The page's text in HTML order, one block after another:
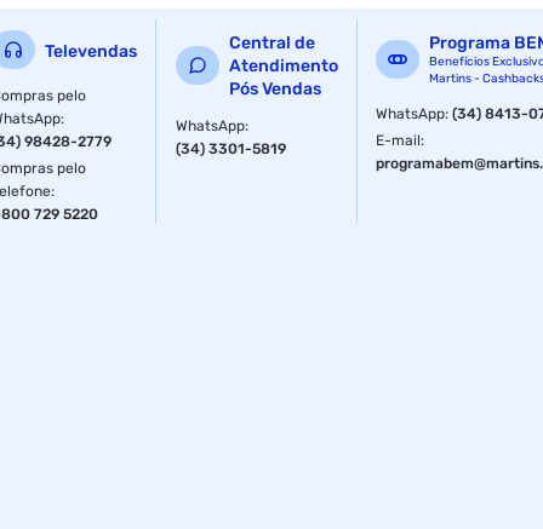
Televendas
pelo
:
98428-2779
pelo
:
729 5220
Central de
Atendimento
Pós Vendas
WhatsApp:
(34) 3301-5819
Programa
Benefícios
Martins -
WhatsApp:(34) 8413-
E-mail: